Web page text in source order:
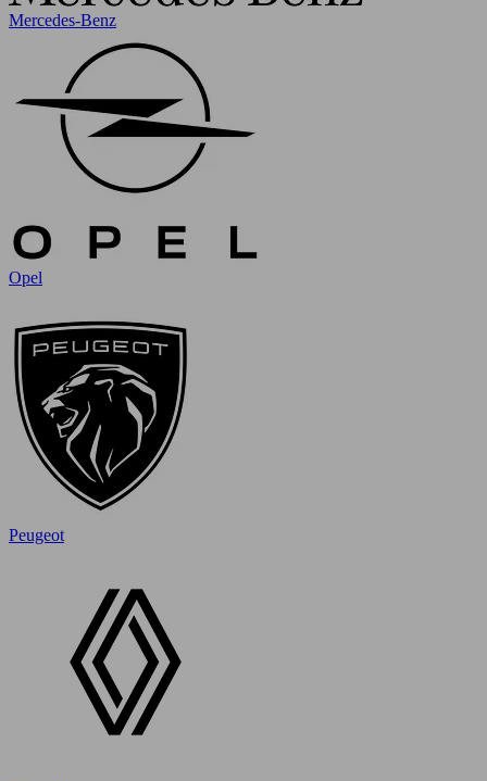
Mercedes-Benz
Opel
Peugeot